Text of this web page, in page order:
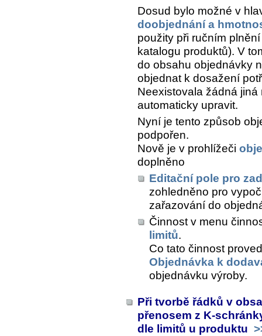
Dosud bylo možné v
doobjednání a
použity při ručním
katalogu produktů). V
do obsahu objednávky
objednat k dosažení
Neexistovala žádná
automaticky upravit.
Nyní je tento způsob
podpořen.
Nově je v prohlížeči
doplněno
Editační pole pro
zohledněno pro
zařazování do
Činnost v menu
limitů.
Co tato činnost
Objednávka k
objednávku výroby.
Při tvorbě řádků v
přenosem z K-
dle limitů u produktu